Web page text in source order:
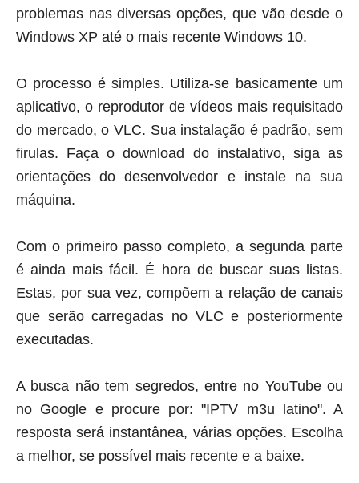
problemas nas diversas opções, que vão desde o
Windows XP até o mais recente Windows 10.
O processo é simples. Utiliza-se basicamente um
aplicativo, o reprodutor de vídeos mais requisitado
do mercado, o VLC. Sua instalação é padrão, sem
firulas. Faça odownload do instalativo, siga as
orientações do desenvolvedor e instale na sua
máquina.
Com o primeiro passo completo, a segunda parte
é ainda mais fácil. É hora de buscar suas listas.
Estas, por sua vez, compõem a relação de canais
que serão carregadas no VLC e posteriormente
executadas.
A busca não tem segredos, entre no YouTube ou
no Google e procure por: "IPTV m3u latino". A
resposta será instantânea, várias opções. Escolha
a melhor, se possível mais recente e a baixe.